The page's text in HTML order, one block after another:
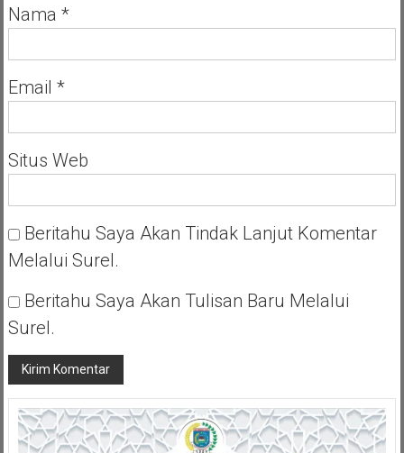
Nama *
Email *
Situs Web
Beritahu Saya Akan Tindak Lanjut Komentar
Melalui Surel.
Beritahu Saya Akan Tulisan Baru Melalui
Surel.